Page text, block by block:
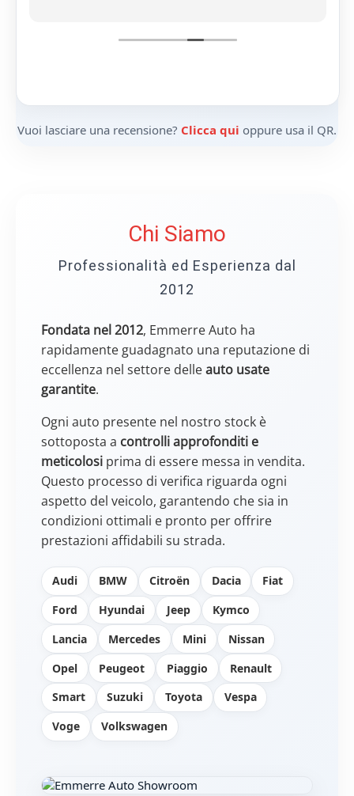
Vuoi lasciare una recensione? Clicca qui oppure usa il QR.
Chi Siamo
Professionalità ed Esperienza dal
2012
Fondata nel 2012, Emmerre Auto ha
rapidamente guadagnato una reputazione di
eccellenza nel settore delleauto usate
garantite.
Ogni auto presente nel nostro stock è
sottoposta a controlli approfonditi e
meticolosi prima di essere messa in vendita.
Questo processo di verifica riguarda ogni
aspetto del veicolo, garantendo che sia in
condizioni ottimali e pronto per offrire
prestazioni affidabili su strada.
Audi BMW Citroën Dacia
Fiat
Ford
Hyundai Jeep
Kymco
Lancia
Mercedes Mini
Nissan
Opel
Peugeot Piaggio
Renault
Smart
Suzuki Toyota
Vespa
Voge
Volkswagen